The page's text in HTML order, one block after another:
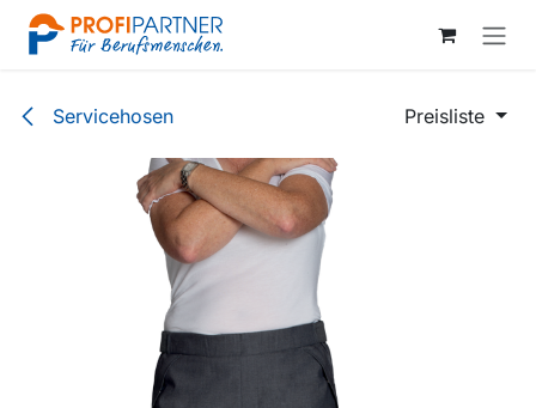
Zum Inhalt springen
Servicehosen Preisliste